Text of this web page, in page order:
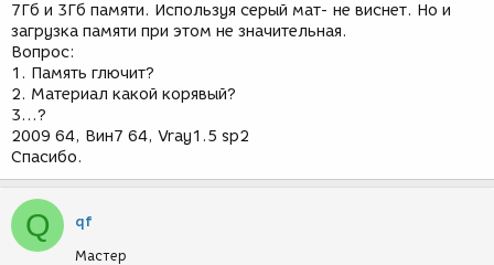
7Гб и 3Гб памяти. Используя серый мат- не виснет. Но и
загрузка памяти при этом не значительная.
Вопрос:
1. Память глючит?
2. Материал какой корявый?
3...?
2009 64, Вин7 64, Vray1.5 sp2
Спасибо.
Q qf
Мастер